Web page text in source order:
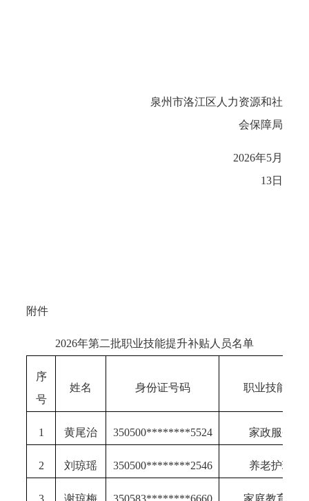
泉州市洛江区人力资源和社
会保障局
2026年5月
13日
附件
2026年第二批职业技能提升补贴人员名单
序
号
姓名 身份证号码 职业技能工种
1 黄尾治 350500********5524 家政服务员
2 刘琼瑶 350500********2546 养老护理员